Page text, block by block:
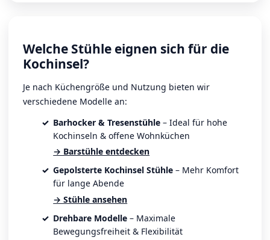
Welche Stühle eignen sich für die
Kochinsel?
Je nach Küchengröße und Nutzung bieten wir
verschiedene Modelle an:
Barhocker & Tresenstühle – Ideal für hohe
Kochinseln & offene Wohnküchen
→ Barstühle entdecken
Gepolsterte Kochinsel Stühle – Mehr Komfort
für lange Abende
→ Stühle ansehen
Drehbare Modelle – Maximale
Bewegungsfreiheit & Flexibilität